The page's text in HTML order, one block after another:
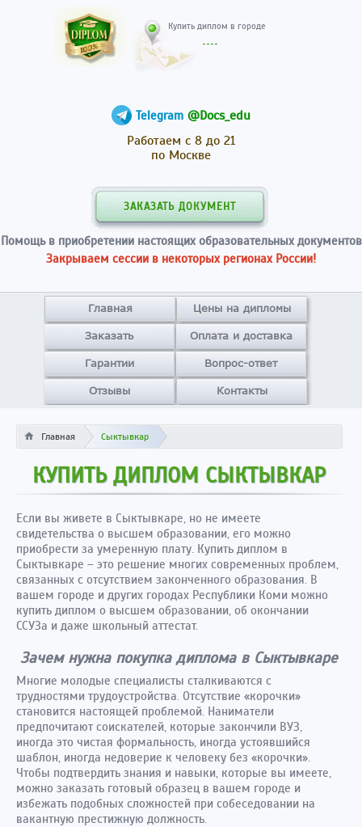
Telegram @Docs_edu
Работаем с 8 до 21
по Москве
ЗАКАЗАТЬ ДОКУМЕНТ
Помощь в приобретении настоящих образовательных документов
Закрываем сессии в некоторых регионах России!
Главная Цены на дипломы
Заказать Оплата и доставка
Гарантии Вопрос-ответ
Отзывы Контакты
Главная Сыктывкар
КУПИТЬ ДИПЛОМ СЫКТЫВКАР
Если вы живете в Сыктывкаре, но не имеете
свидетельства о высшем образовании, его можно
приобрести за умеренную плату. Купить диплом в
Сыктывкаре – это решение многих современных проблем,
связанных с отсутствием законченного образования. В
вашем городе и других городах Республики Коми можно
купить диплом о высшем образовании, об окончании
ССУЗа и даже школьный аттестат.
Зачем нужна покупка диплома в Сыктывкаре
Многие молодые специалисты сталкиваются с
трудностями трудоустройства. Отсутствие «корочки»
становится настоящей проблемой. Наниматели
предпочитают соискателей, которые закончили ВУЗ,
иногда это чистая формальность, иногда устоявшийся
шаблон, иногда недоверие к человеку без «корочки».
Чтобы подтвердить знания и навыки, которые вы имеете,
можно заказать готовый образец в вашем городе и
избежать подобных сложностей при собеседовании на
вакантную престижную должность.